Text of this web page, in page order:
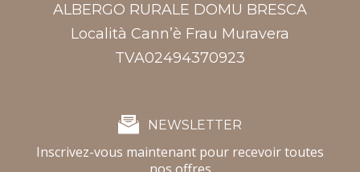
ALBERGO RURALE DOMU BRESCA
Località Cann’è Frau Muravera
TVA02494370923
NEWSLETTER
Inscrivez-vous maintenant pour recevoir toutes